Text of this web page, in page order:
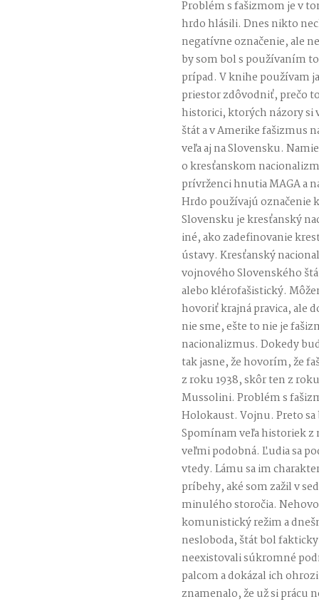
Problém s fašizmom je v
hrdo hlásili. Dnes nikto
negatívne označenie, ale
by som bol s používaním
prípad. V knihe používam
priestor zdôvodniť, prečo
historici, ktorých názory si
štát a v Amerike fašizmus
veľa aj na Slovensku.
o kresťanskom
prívrženci hnutia MAGA a
Hrdo používajú označenie
Slovensku je kresťanský
iné, ako zadefinovanie
ústavy. Kresťanský
vojnového Slovenského
alebo klérofašistický.
hovoriť krajná pravica, ale
nie sme, ešte to nie je
nacionalizmus. Dokedy
tak jasne, že hovorím, že
z roku 1938, skôr ten z
Mussolini. Problém s
Holokaust. Vojnu. Preto
Spomínam veľa historiek z
veľmi podobná. Ľudia sa
vtedy. Lámu sa im
príbehy, aké som zažil v
minulého storočia.
komunistický režim a
nesloboda, štát bol
neexistovali súkromné
palcom a dokázal ich
znamenalo, že už si prácu